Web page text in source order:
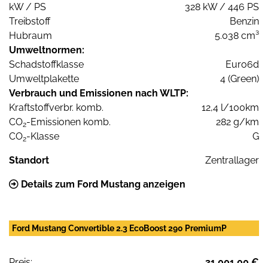
kW / PS
328 kW / 446 PS
Treibstoff
Benzin
Hubraum
5.038 cm³
Umweltnormen:
Schadstoffklasse
Euro6d
Umweltplakette
4 (Green)
Verbrauch und Emissionen nach WLTP:
Kraftstoffverbr. komb.
12,4 l/100km
CO2-Emissionen komb.
282 g/km
CO2-Klasse G
Standort Zentrallager
Details zum Ford Mustang anzeigen
Ford Mustang Convertible 2.3 EcoBoost 290 PremiumP